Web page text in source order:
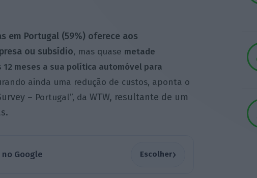
em Portugal (59%) oferece aos
ou subsídio, mas quase metade
meses a sua política automóvel para
ainda uma redução de custos, aponta o
– Portugal”, da WTW, resultante de um
Google Escolher›